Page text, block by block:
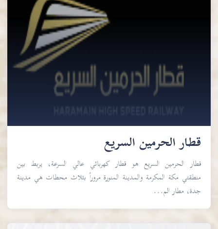
قطار الحرمين السريع
قطار الحرمين السريع هو قطار كهربائي عالي السرعة، يربط بين
منطقتي مكة المكرمة والمدينة المنورة مروراً بثلاث محطات هي مدينة
جدة، مطار الم...